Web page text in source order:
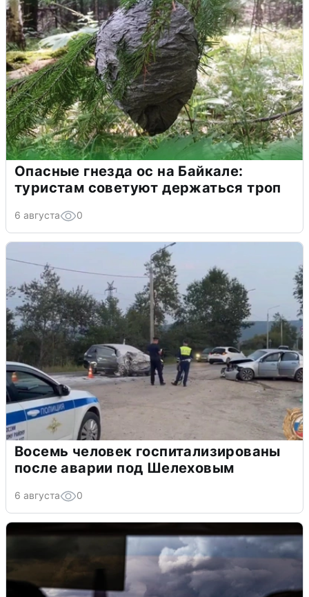
Опасные гнезда ос на Байкале:
туристам советуют держаться троп
6 августа 0
Восемь человек госпитализированы
после аварии под Шелеховым
6 августа 0